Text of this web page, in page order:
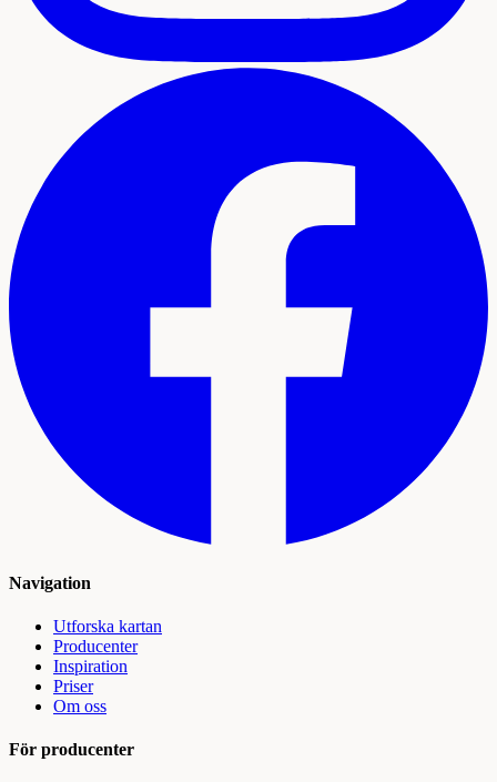
Navigation
Utforska kartan
Producenter
Inspiration
Priser
Om oss
För producenter